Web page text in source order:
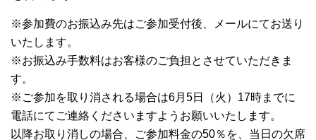
※参加費のお振込み先はご参加受付後、メールにてお送り
いたします。
※お振込み手数料はお客様のご負担とさせていただきま
す。
※ご参加を取り消される場合は6月5日（火）17時までに
電話にてご連絡くださいますようお願いいたします。
以降お取り消しの場合、ご参加料金の50％を、当日の欠席